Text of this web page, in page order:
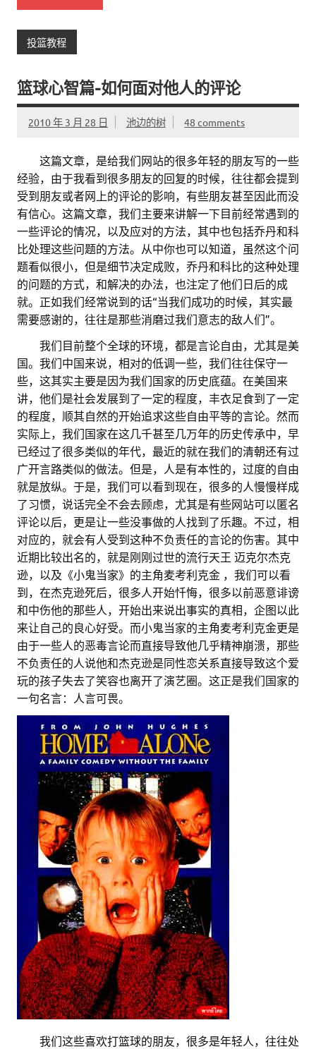
投篮教程
篮球心智篇–如何面对他人的评论
2010 年 3 月 28 日 池边的树 48 comments
这篇文章，是给我们网站的很多年轻的朋友写的一些
经验，由于我看到很多朋友的回复的时候，往往都会提到
受到朋友或者网上的评论的影响，有些朋友甚至因此而没
有信心。这篇文章，我们主要来讲解一下目前经常遇到的
一些评论的情况，以及应对的方法，其中也包括乔丹和科
比处理这些问题的方法。从中你也可以知道，虽然这个问
题看似很小，但是细节决定成败，乔丹和科比的这种处理
的问题的方式，和解决的办法，也注定了他们日后的成
就。正如我们经常说到的话“当我们成功的时候，其实最
需要感谢的，往往是那些消磨过我们意志的敌人们”。
我们目前整个全球的环境，都是言论自由，尤其是美
国。我们中国来说，相对的低调一些，我们往往保守一
些，这其实主要是因为我们国家的历史底蕴。在美国来
讲，他们是社会发展到了一定的程度，丰衣足食到了一定
的程度，顺其自然的开始追求这些自由平等的言论。然而
实际上，我们国家在这几千甚至几万年的历史传承中，早
已经过了很多类似的年代，最近的就在我们的清朝还有过
广开言路类似的做法。但是，人是有本性的，过度的自由
就是放纵。于是，我们可以看到现在，很多的人慢慢样成
了习惯，说话完全不会去顾虑，尤其是有些网站可以匿名
评论以后，更是让一些没事做的人找到了乐趣。不过，相
对应的，就会有人受到这种不负责任的言论的伤害。其中
近期比较出名的，就是刚刚过世的流行天王 迈克尔杰克
逊，以及《小鬼当家》的主角麦考利克金 ，我们可以看
到，在杰克逊死后，很多人开始忏悔，很多以前恶意诽谤
和中伤他的那些人，开始出来说出事实的真相，企图以此
来让自己的良心好受。而小鬼当家的主角麦考利克金更是
由于一些人的恶毒言论而直接导致他几乎精神崩溃，那些
不负责任的人说他和杰克逊是同性恋关系直接导致这个爱
玩的孩子失去了笑容也离开了演艺圈。这正是我们国家的
一句名言：人言可畏。
我们这些喜欢打篮球的朋友，很多是年轻人，往往处